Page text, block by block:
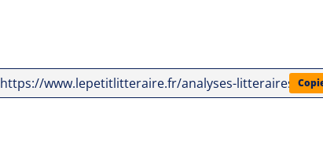
https://www.lepetitlitteraire.fr/analyses-litteraires/